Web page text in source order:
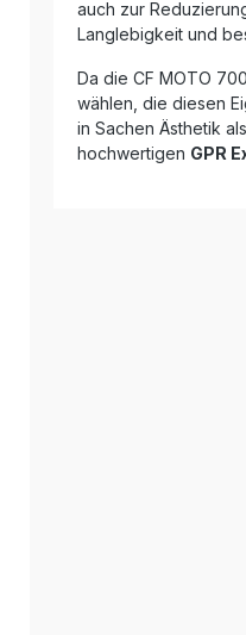
und das
removable db
pipeZulassung:
Tage
auch zur
Langlebigkeit und
Da die CF MOTO
wählen, die diesen
in Sachen Ästhetik
hochwertigen GPR